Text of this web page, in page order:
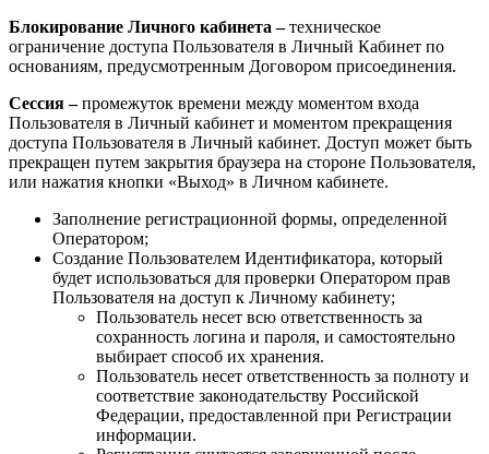
Блокирование Личного кабинета –техническое
ограничение доступа Пользователя в Личный Кабинет по
основаниям, предусмотренным Договором присоединения.
Сессия –промежуток времени между моментом входа
Пользователя в Личный кабинет и моментом прекращения
доступа Пользователя в Личный кабинет. Доступ может быть
прекращен путем закрытия браузера на стороне Пользователя,
или нажатия кнопки «Выход» в Личном кабинете.
Заполнение регистрационной формы, определенной
Оператором;
Создание Пользователем Идентификатора, который
будет использоваться для проверки Оператором прав
Пользователя на доступ к Личному кабинету;
Пользователь несет всю ответственность за
сохранность логина и пароля, и самостоятельно
выбирает способ их хранения.
Пользователь несет ответственность за полноту и
соответствие законодательству Российской
Федерации, предоставленной при Регистрации
информации.